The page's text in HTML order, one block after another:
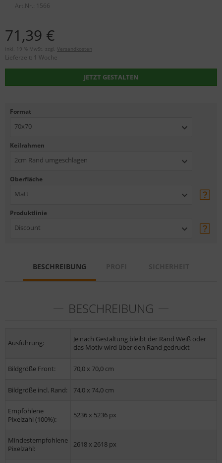
Art.Nr.: 1566
71,39 €
inkl. 19 % MwSt. zzgl. Versandkosten
Lieferzeit: 1 Woche
JETZT GESTALTEN
Format
70x70
Keilrahmen
2cm Rand umgeschlagen
Oberfläche
Matt
Produktlinie
Discount
BESCHREIBUNG
BESCHREIBUNG
Ausführung:
Je nach Gestaltung bleibt der Rand Weiß oder
das Motiv wird über den Rand gedruckt
Bildgröße Front: 70,0 x 70,0 cm
Bildgröße incl. Rand: 74,0 x 74,0 cm
Empfohlene
Pixelzahl (100%):
5236 x 5236 px
Mindestempfohlene
Pixelzahl:
2618 x 2618 px